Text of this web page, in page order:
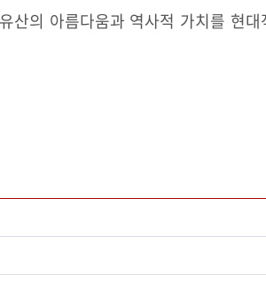
의 아름다움과 역사적 가치를 현